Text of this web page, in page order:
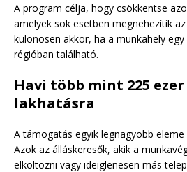
A program célja, hogy csökkentse
amelyek sok esetben megnehezítik
különösen akkor, ha a munkahely
régióban található.
Havi több mint 225
lakhatásra
A támogatás egyik legnagyobb
Azok az álláskeresők, akik a
elköltözni vagy ideiglenesen más